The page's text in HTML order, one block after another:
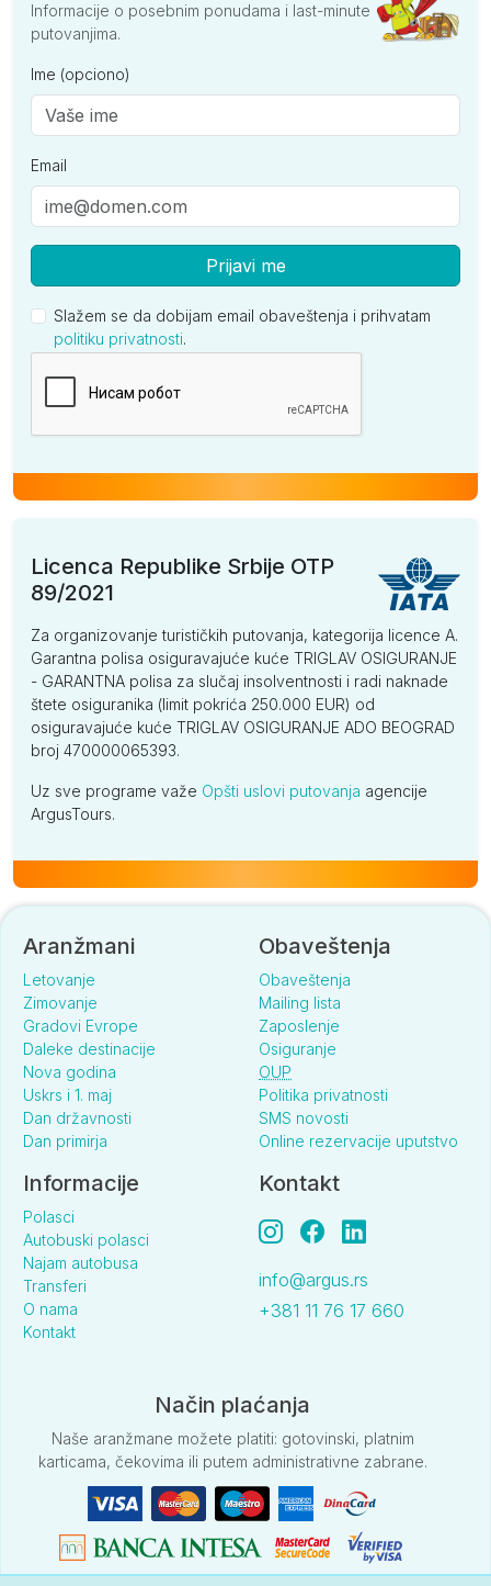
Informacije o posebnim ponudama i last-minute
putovanjima.
Ime (opciono)
Email
Prijavi me
Slažem se da dobijam email obaveštenja i prihvatam
politiku privatnosti.
Licenca Republike Srbije OTP
89/2021
Za organizovanje turističkih putovanja, kategorija licence A.
Garantna polisa osiguravajuće kuće TRIGLAV OSIGURANJE
- GARANTNA polisa za slučaj insolventnosti i radi naknade
štete osiguranika (limit pokrića 250.000 EUR) od
osiguravajuće kuće TRIGLAV OSIGURANJE ADO BEOGRAD
broj 470000065393.
Uz sve programe važe Opšti uslovi putovanja agencije
ArgusTours.
Aranžmani
Letovanje
Zimovanje
Gradovi Evrope
Daleke destinacije
Nova godina
Uskrs i 1. maj
Dan državnosti
Dan primirja
Obaveštenja
Obaveštenja
Mailing lista
Zaposlenje
Osiguranje
OUP
Politika privatnosti
SMS novosti
Online rezervacije uputstvo
Informacije
Polasci
Autobuski polasci
Najam autobusa
Transferi
O nama
Kontakt
Kontakt
info@argus.rs
+381 11 76 17 660
Način plaćanja
Naše aranžmane možete platiti: gotovinski, platnim
karticama, čekovima ili putem administrativne zabrane.